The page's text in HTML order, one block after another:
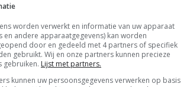
melkprijzen
23-02-2016
Babyvoeding stuwt resultaten
Danone
worden verwerkt en informatie van uw apparaat
en andere apparaatgegevens) kan worden
door en gedeeld met 4 partners of specifiek
gebruikt. Wij en onze partners kunnen precieze
gebruiken. Lijst met partners.
kunnen uw persoonsgegevens verwerken op basis